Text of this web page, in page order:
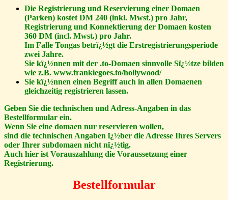
Die Registrierung und Reservierung einer Domaen
(Parken) kostet DM 240 (inkl. Mwst.) pro Jahr,
Registrierung und Konnektierung der Domaen kosten
360 DM (incl. Mwst.) pro Jahr.
Im Falle Tongas betrï¿½gt die Erstregistrierungsperiode
zwei Jahre.
Sie kï¿½nnen mit der .to-Domaen sinnvolle Sï¿½tze bilden
wie z.B. www.frankiegoes.to/hollywood/
Sie kï¿½nnen einen Begriff auch in allen Domaenen
gleichzeitig registrieren lassen.
Geben Sie die technischen und Adress-Angaben in das
Bestellformular ein.
Wenn Sie eine domaen nur reservieren wollen,
sind die technischen Angaben ï¿½ber die Adresse Ihres Servers
oder Ihrer subdomaen nicht nï¿½tig.
Auch hier ist Vorauszahlung die Voraussetzung einer
Registrierung.
Bestellformular